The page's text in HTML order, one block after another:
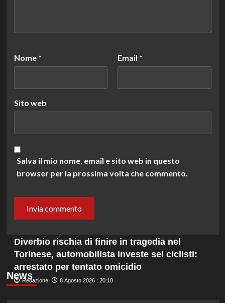
Nome * Email *
Sito web
Salva il mio nome, email e sito web in questo
browser per la prossima volta che commento.
News
Diverbio rischia di finire in tragedia nel
Torinese, automobilista investe sei ciclisti:
arrestato per tentato omicidio
Redazione 8 Agosto 2026 : 20:10